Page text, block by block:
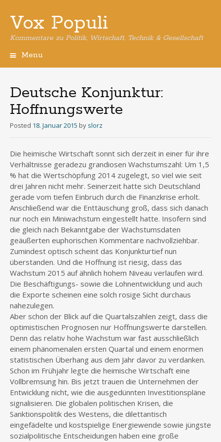
Vox Populi
Kommentare zu Politik, Wirtschaft, Technik & Gesellschaft
Menu
Deutsche Konjunktur:
Hoffnungswerte
Posted 18. Januar 2015 by slorz
Die heimische Wirtschaft sonnt sich derzeit in einer für ihre
Verhältnisse geradezu grandiosen Wachstumszahl: Um 1,5
% hat die Wertschöpfung 2014 zugelegt, so viel wie seit
drei Jahren nicht mehr. Seinerzeit hatte sich Deutschland
gerade vom tiefen Einbruch durch die Finanzkrise erholt.
Anschließend war die Enttäuschung groß, dass sich danach
nur noch ein Miniwachstum eingestellt hatte. Insofern sind
die gleich nach Bekanntgabe der Wachstumsdaten
geäußerten euphorischen Kommentare nachvollziehbar.
Zumindest optisch scheint das Konjunkturtief nun
überstanden. Und die Hoffnung ist riesig, dass das
Wachstum 2015 auf ähnlich hohem Niveau verlaufen wird.
Die Beschäftigungs- sowie die Lohnentwicklung und auch
die Exporte scheinen eine solch rosige Sicht durchaus
nahezulegen.
Aber schon der Blick auf die Quartalszahlen zeigt, dass die
optimistischen Prognosen nur Hoffnungswerte darstellen.
Denn das relativ hohe Wachstum war fast ausschließlich
einem phänomenalen ersten Quartal und einem enormen
statistischen Überhang aus dem Jahr davor zu verdanken.
Schon im Frühjahr legte die heimische Wirtschaft eine
Vollbremsung hin. Bis jetzt trauen die Unternehmen der
Entwicklung nicht, wie die ausgedünnten Investitionspläne
signalisieren. Die globalen politischen Krisen, die
Sanktionspolitik des Westens, die dilettantisch
eingefädelte und kostspielige Energiewende sowie jüngste
sozialpolitische Entscheidungen haben eine große